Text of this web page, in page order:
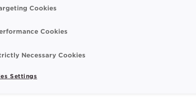
Cookies
Cookies
Necessary Cookies
Settings